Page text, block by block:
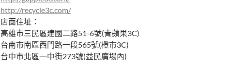
http://recycle3c.com/
店面住址：
高雄市三民區建國二路51-6號(青蘋果3C)
台南市南區西門路一段565號(橙市3C)
台中市北區一中街273號(益民廣場內)